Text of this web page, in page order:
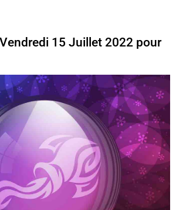
15 Juillet 2022 pour